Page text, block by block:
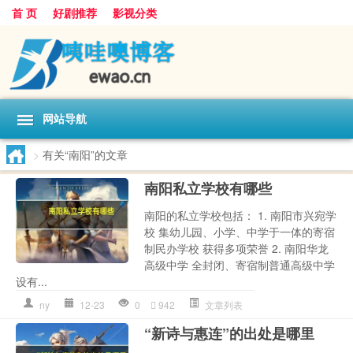
首 页 好剧推荐 影视分类
网站导航
> 有关“南阳”的文章
南阳私立学校有哪些
南阳的私立学校包括： 1. 南阳市兴宛学
校 集幼儿园、小学、中学于一体的寄宿
制民办学校 获得多项荣誉 2. 南阳华龙
高级中学 全封闭、寄宿制普通高级中学
设有...
ny 12-23 0 942 文章列表
“新诗与惠连”的出处是哪里